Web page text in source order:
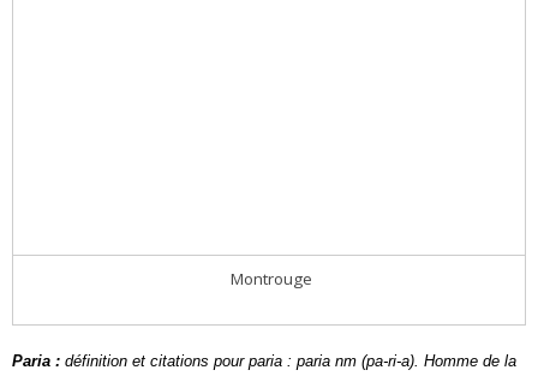
Montrouge
Paria : définition et citations pour paria : paria nm (pa-ri-a). Homme de la